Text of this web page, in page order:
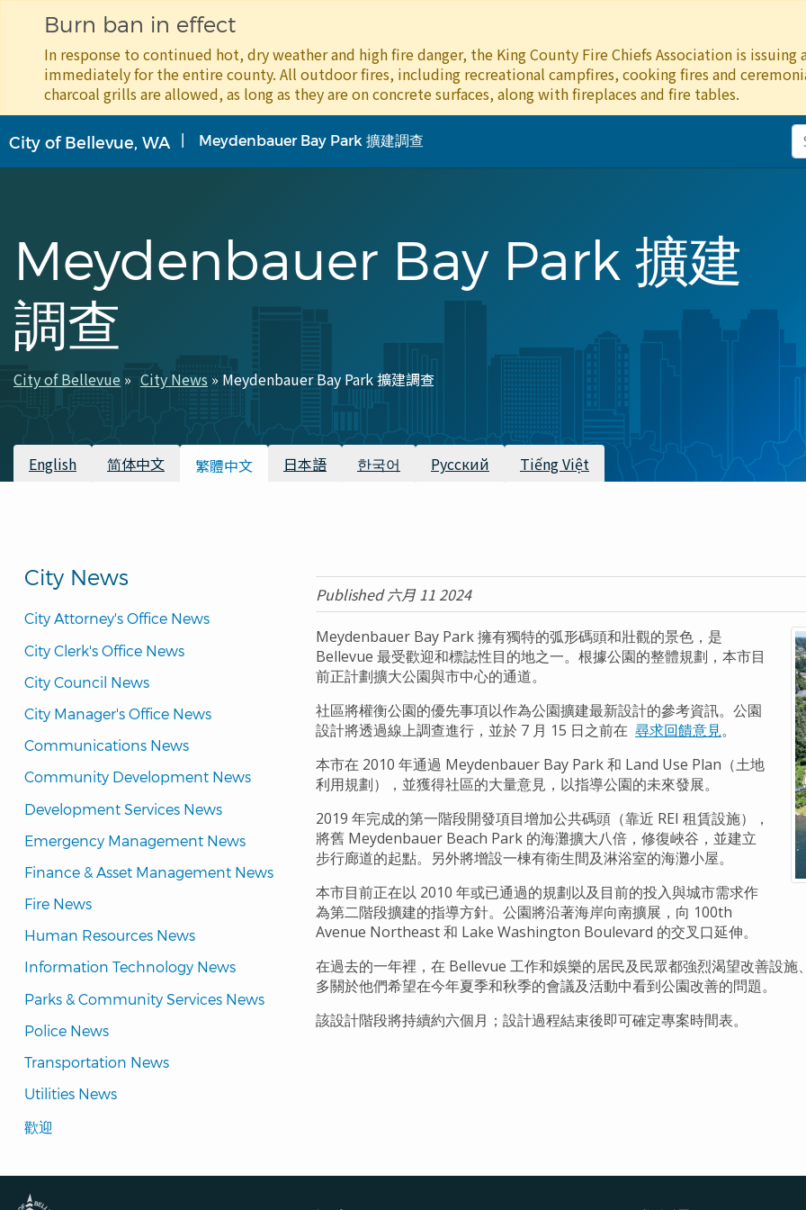
至
主
Burn ban in effect
In response to continued hot, dry weather and high fire danger, the King County Fire Chiefs Association is
immediately for the entire county. All outdoor fires, including recreational campfires, cooking fires and
charcoal grills are allowed, as long as they are on concrete surfaces, along with fireplaces and fire tables.
City of Bellevue, WA Meydenbauer Bay Park 擴建調查
Meydenbauer Bay Park 擴建
調查
導
連
City of Bellevue City News Meydenbauer Bay Park 擴建調查
可用的翻譯
English 简体中文 繁體中文 日本語 한국어 Русский Tiếng Việt
City News
City Attorney's Office News
City Clerk's Office News
City Council News
City Manager's Office News
Communications News
Community Development News
Development Services News
Emergency Management News
Finance & Asset Management News
Fire News
Human Resources News
Information Technology News
Parks & Community Services News
Police News
Transportation News
Utilities News
Translated
Navigation
歡迎
Published 六月 11 2024
Meydenbauer Bay Park 擁有獨特的弧形碼頭和壯觀的景色，是
Bellevue 最受歡迎和標誌性目的地之一。根據公園的整體規劃，本市目
前正計劃擴大公園與市中心的通道。
社區將權衡公園的優先事項以作為公園擴建最新設計的參考資訊。公園
設計將透過線上調查進行，並於 7 月 15 日之前在 尋求回饋意見。
本市在 2010 年通過 Meydenbauer Bay Park 和 Land Use Plan（土地
利用規劃），並獲得社區的大量意見，以指導公園的未來發展。
2019 年完成的第一階段開發項目增加公共碼頭（靠近 REI 租賃設施），
將舊 Meydenbauer Beach Park 的海灘擴大八倍，修復峽谷，並建立
步行廊道的起點。另外將增設一棟有衛生間及淋浴室的海灘小屋。
本市目前正在以 2010 年或已通過的規劃以及目前的投入與城市需求作
為第二階段擴建的指導方針。公園將沿著海岸向南擴展，向 100th
Avenue Northeast 和 Lake Washington Boulevard 的交叉口延伸。
在過去的一年裡，在 Bellevue 工作和娛樂的居民及民眾都強烈渴望改善設
多關於他們希望在今年夏季和秋季的會議及活動中看到公園改善的問題。
該設計階段將持續約六個月；設計過程結束後即可確定專案時間表。